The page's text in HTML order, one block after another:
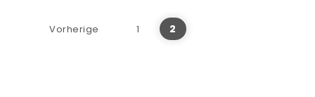
Vorherige 1 2